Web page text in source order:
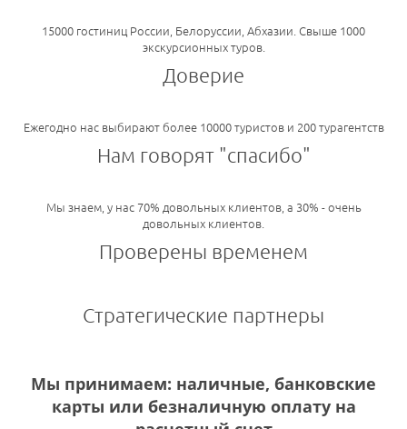
15000 гостиниц России, Белоруссии, Абхазии. Свыше 1000
экскурсионных туров.
Доверие
Ежегодно нас выбирают более 10000 туристов и 200 турагентств
Нам говорят "спасибо"
Мы знаем, у нас 70% довольных клиентов, а 30% - очень
довольных клиентов.
Проверены временем
Стратегические партнеры
Мы принимаем: наличные, банковские
карты или безналичную оплату на